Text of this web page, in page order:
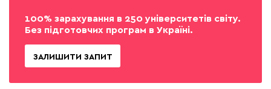
100% зарахування в 250 університетів світу.
Без підготовчих програм в Україні.
ЗАЛИШИТИ ЗАПИТ